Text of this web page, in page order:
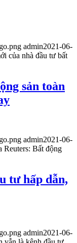
admin2021-06-
của nhà đầu tư bất
sản toàn
admin2021-06-
Reuters: Bất động
tư hấp dẫn,
admin2021-06-